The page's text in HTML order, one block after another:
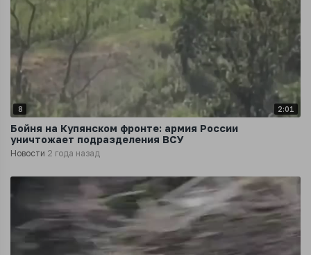
8 2:01
Бойня на Купянском фронте: армия России
уничтожает подразделения ВСУ
Новости 2 года назад